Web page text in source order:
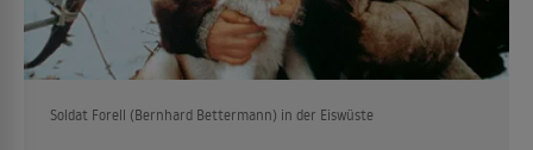
Soldat Forell (Bernhard Bettermann) in der Eiswüste